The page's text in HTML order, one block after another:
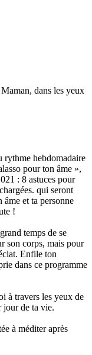
dans les yeux
rythme hebdomadaire
pour ton âme »,
: 8 astuces pour
qui seront
et ta personne
!
temps de se
son corps, mais pour
Enfile ton
dans ce programme
à travers les yeux de
jour de ta vie.
à méditer après